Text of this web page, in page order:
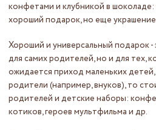
конфетами и клубникой в
хороший подарок, но еще
Хороший и универсальный подарок
для самих родителей, но и для тех,
ожидается приход маленьких
родители (например, внуков), то
родителей и детские наборы:
котиков, героев мультфильма и др.